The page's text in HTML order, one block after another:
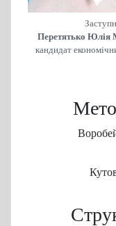
Перетятько Юлія
кандидат